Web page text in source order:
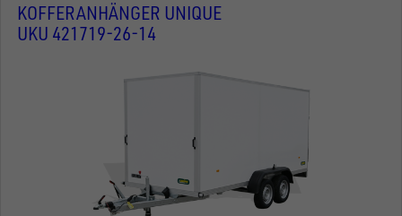
KOFFERANHÄNGER UNIQUE
UKU 421719-26-14